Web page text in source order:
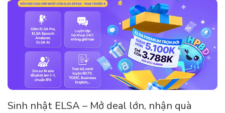
Sinh nhật ELSA – Mở deal lớn, nhận quà